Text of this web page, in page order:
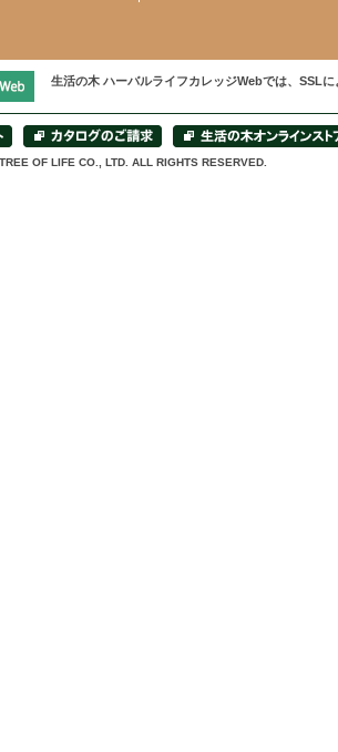
生活の木 ハーバルライフカレッジWebでは、SSL
OF LIFE CO., LTD. ALL RIGHTS RESERVED.